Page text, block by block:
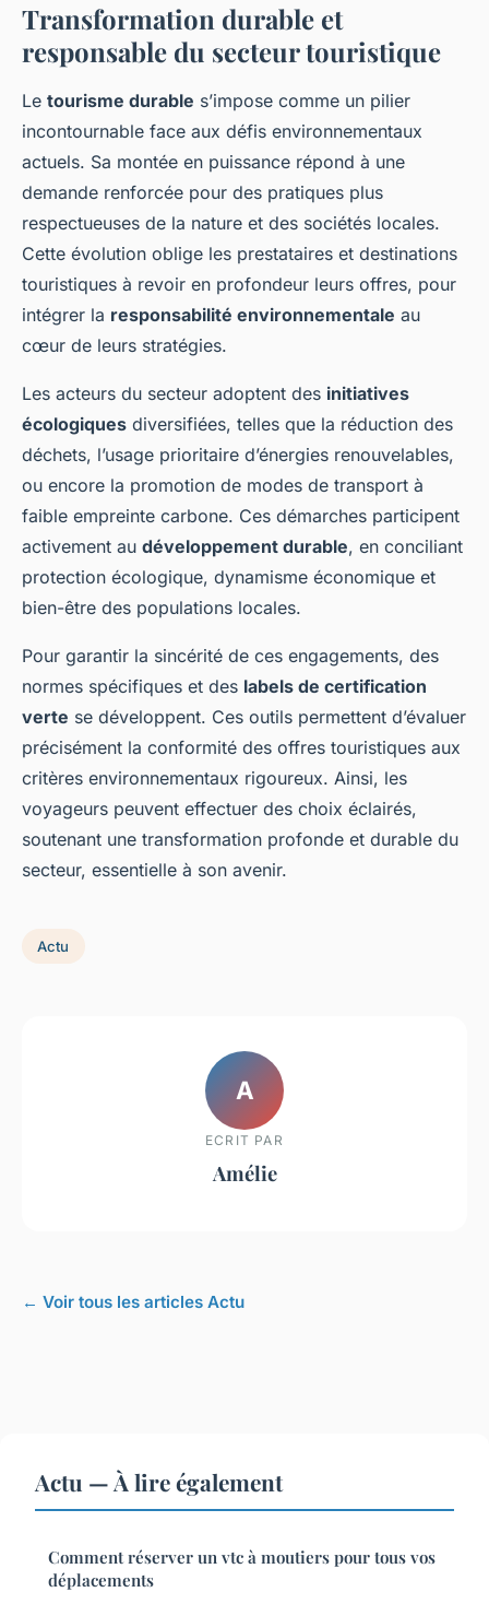
Transformation durable et
responsable du secteur touristique
Le tourisme durable s’impose comme un pilier
incontournable face aux défis environnementaux
actuels. Sa montée en puissance répond à une
demande renforcée pour des pratiques plus
respectueuses de la nature et des sociétés locales.
Cette évolution oblige les prestataires et destinations
touristiques à revoir en profondeur leurs offres, pour
intégrer la responsabilité environnementale au
cœur de leurs stratégies.
Les acteurs du secteur adoptent des initiatives
écologiques diversifiées, telles que la réduction des
déchets, l’usage prioritaire d’énergies renouvelables,
ou encore la promotion de modes de transport à
faible empreinte carbone. Ces démarches participent
activement au développement durable, en conciliant
protection écologique, dynamisme économique et
bien-être des populations locales.
Pour garantir la sincérité de ces engagements, des
normes spécifiques et des labels de certification
verte se développent. Ces outils permettent d’évaluer
précisément la conformité des offres touristiques aux
critères environnementaux rigoureux. Ainsi, les
voyageurs peuvent effectuer des choix éclairés,
soutenant une transformation profonde et durable du
secteur, essentielle à son avenir.
Actu
A
ECRIT PAR
Amélie
← Voir tous les articles Actu
Actu — À lire également
Comment réserver un vtc à moutiers pour tous vos
déplacements